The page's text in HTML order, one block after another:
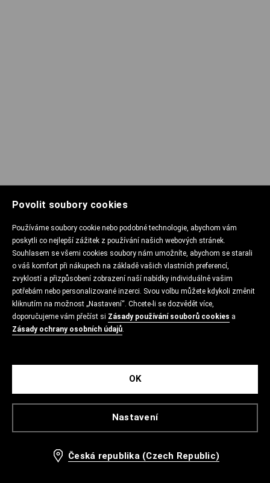
Povolit soubory cookies
Používáme soubory cookie nebo podobné technologie, abychom vám
poskytli co nejlepší zážitek z používání našich webových stránek.
Souhlasem se všemi cookies soubory nám umožníte, abychom se starali
o váš komfort při nákupech na základě vašich vlastních preferencí,
zvyklostí a přizpůsobení zobrazení naší nabídky individuálně vašim
potřebám nebo personalizované inzerci. Svou volbu můžete kdykoli změnit
kliknutím na možnost „Nastavení“. Chcete-li se dozvědět více,
doporučujeme vám přečíst si Zásady používání souborů cookies a
Zásady ochrany osobních údajů.
Nastavení
OK
Česká republika (Czech Republic)